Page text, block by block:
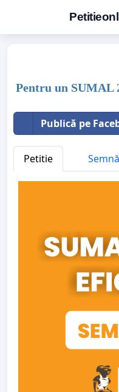
Pentru un SUMAL
Publică pe
Petitie